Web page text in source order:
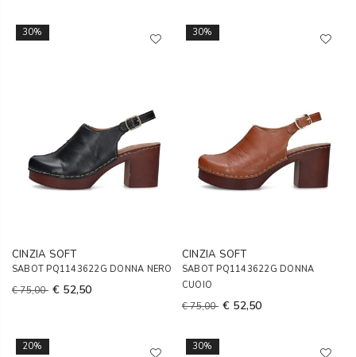
30%
CINZIA SOFT
SABOT PQ1143622G DONNA NERO
€ 75,00 € 52,50
30%
CINZIA SOFT
SABOT PQ1143622G DONNA
CUOIO
€ 75,00 € 52,50
20% 30%